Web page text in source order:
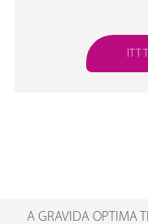
ITT
A GRAVIDA OPTIMA